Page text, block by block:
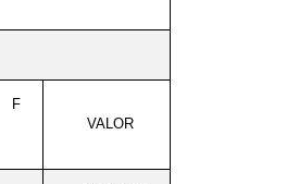
F
VALOR